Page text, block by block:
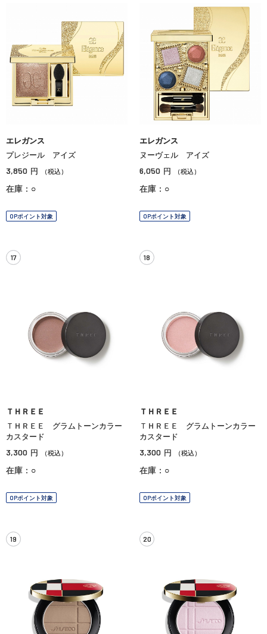
エレガンス
プレジール アイズ
3,850 円 （税込）
在庫：○
OPポイント対象
エレガンス
ヌーヴェル アイズ
6,050 円 （税込）
在庫：○
OPポイント対象
17
ＴＨＲＥＥ
ＴＨＲＥＥ グラムトーンカラー
カスタード
3,300 円 （税込）
在庫：○
OPポイント対象
18
ＴＨＲＥＥ
ＴＨＲＥＥ グラムトーンカラー
カスタード
3,300 円 （税込）
在庫：○
OPポイント対象
19 20